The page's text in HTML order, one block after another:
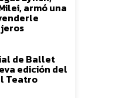
armó una
de Ballet
edición del
Teatro